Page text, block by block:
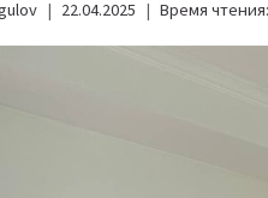
22.04.2025 Время чтения: